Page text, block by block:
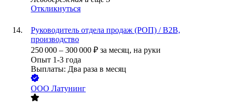
Откликнуться
Руководитель отдела продаж (РОП) / B2B,
производство
250 000 – 300 000 ₽ за месяц, на руки
Опыт 1-3 года
Выплаты: Два раза в месяц
ООО Латунинг